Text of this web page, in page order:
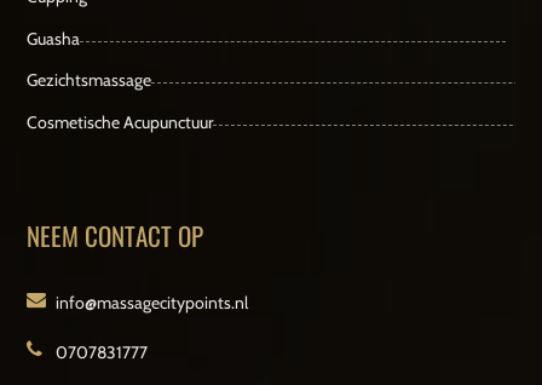
Guasha
Gezichtsmassage
Cosmetische Acupunctuur
NEEM CONTACT OP
info@massagecitypoints.nl
0707831777